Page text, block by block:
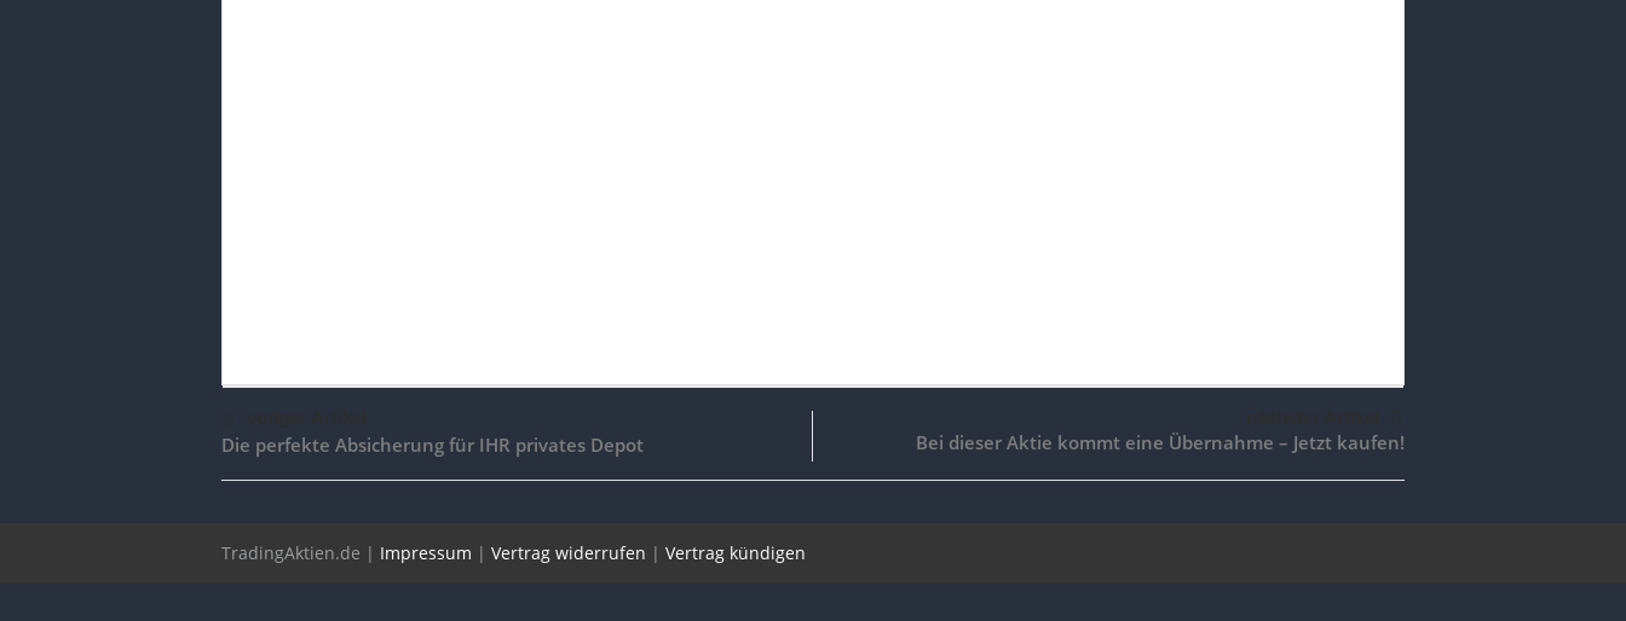
Die perfekte Absicherung für IHR privates Depot Bei dieser Aktie kommt eine Übernahme – Jetzt kaufen!
TradingAktien.de | Impressum | Vertrag widerrufen | Vertrag kündigen